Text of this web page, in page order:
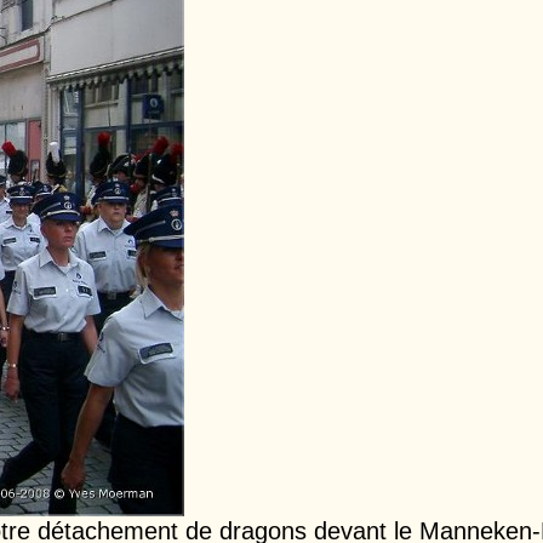
détachement de dragons devant le